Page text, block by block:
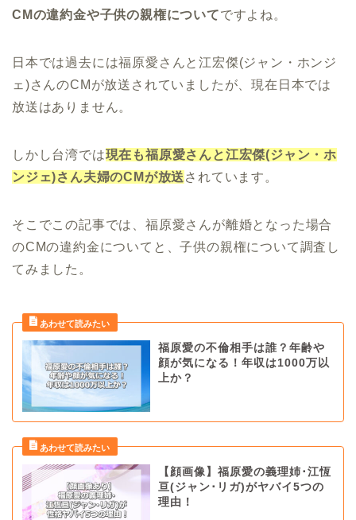
CMの違約金や子供の親権についてですよね。
日本では過去には福原愛さんと江宏傑(ジャン・ホンジ
ェ)さんのCMが放送されていましたが、現在日本では
放送はありません。
しかし台湾では現在も福原愛さんと江宏傑(ジャン・ホ
ンジェ)さん夫婦のCMが放送 されています。
そこでこの記事では、福原愛さんが離婚となった場合
のCMの違約金についてと、子供の親権について調査し
てみました。
福原愛の不倫相手は誰？年齢や
顔が気になる！年収は1000万以
上か？
【顔画像】福原愛の義理姉･江恆
亘(ジャン･リガ)がヤバイ5つの
理由！